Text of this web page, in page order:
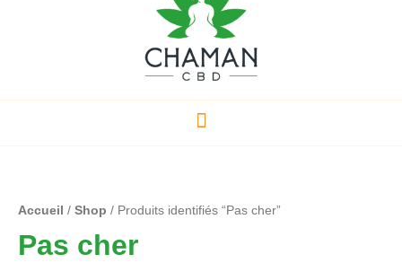
Accueil / Shop / Produits identifiés “Pas cher”
Pas cher